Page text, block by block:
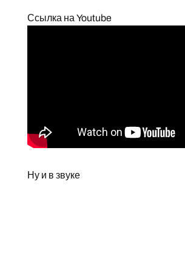
Ссылка на Youtube
Ну и в звуке